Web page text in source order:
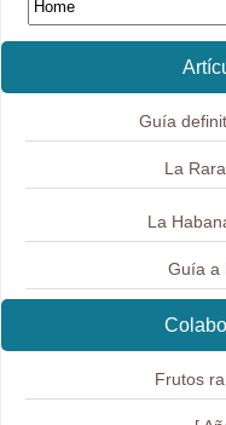
Guía
La
La
Guía a
Frutos